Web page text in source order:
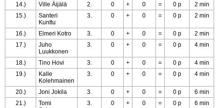
14.) Ville Äijälä 2. 0 + 0 = 0 p
2 min
15.)
Santeri
Kunttu
3. 0 + 0 = 0 p 2 min
16.) Elmeri Kotro 3. 0 + 0 = 0 p
2 min
17.)
Juho
Luukkonen
3. 0 + 0 = 0 p 4 min
18.) Tino Hovi 3. 0 + 0 = 0 p
4 min
19.)
Kalle
Kolehmainen
3. 0 + 0 = 0 p 4 min
20.) Joni Jokila 3. 0 + 0 = 0 p
6 min
21.)
Tomi
3. 0 + 0 = 0 p 6 min